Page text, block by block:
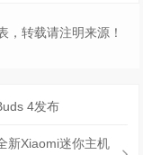
，转载请注明来源！
4发布
新Xiaomi迷你主机